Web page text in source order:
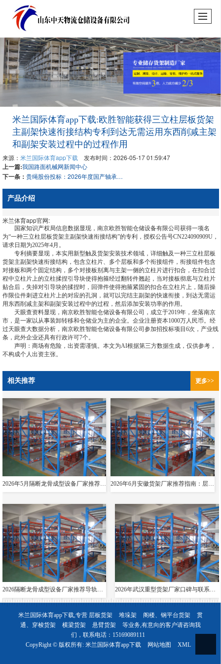
米兰国际体育app下载:欧胜智能获得三立柱层板货架
主副架快速衔接结构专利到达无需运用东西削减主架
和副架安装过程中的过程作用
来源： 米兰国际体育app下载 发布时间：2026-05-17 01:59:47
上一篇:我国路面机械网新闻中心
下一条： 贵绳股份投标：2026年度国产轴承会集收购 资金自筹
产品介绍
米兰体育app官网:
国家知识产权局信息数据显现，南京欧胜智能仓储设备有限公司获得一项名
为“一种三立柱层板货架主副架快速衔接结构”的专利，授权公告号CN224090909U，
请求日期为2025年4月。
专利摘要显现，本实用新型触及货架安装技术领域，详细触及一种三立柱层板
货架主副架快速衔接结构，包含立柱片、多个层板和多个衔接组件，衔接组件包含
对接板和两个固定结构，多个对接板别离与主架一侧的立柱片进行扣合，在扣合过
程中立柱片上的立柱揉捏引导块使得抱箍经过翻转件翘起，当对接板彻底与立柱片
贴合后，失掉对引导块的揉捏时，回弹件使得抱箍紧固的扣合在立柱片上，随后操
作限位件刺进立柱片上的对应的孔洞，就可以完结主副架的快速衔接，到达无需运
用东西削减主架和副架安装过程中的过程，然后添加安装功率的作用。
天眼查资料显现，南京欧胜智能仓储设备有限公司，成立于2019年，坐落南京
市，是一家以从事装卸转移和仓储业为主的企业。企业注册资本1000万人民币。经
过天眼查大数据分析，南京欧胜智能仓储设备有限公司参加招投标项目6次，产业线
条，此外企业还具有行政许可7个。
声明：商场有危险，出资需谨慎。本文为AI根据第三方数据生成，仅供参考，
不构成个人出资主张。
相关推荐 更多>>
2026年5月隔断龙骨成型设备厂家推荐指南：导轨成型设备消防箱光伏支架货架夸梁公司优选！ 2026年6月安徽货架厂家推荐指南：层板货架悬臂贯通双伸位公司优选！
2026隔断龙骨成型设备厂家推荐导轨成型设备货架夸梁层板生产线电缆桥架厂家优选指南！ 2026年武汉重型货架厂家口碑与联系方式全解析
米兰国际体育app下载,专营 层板货架 堆垛架 阁楼、钢平台货架
贯
通、穿梭货架
横梁货架 悬臂货架
等业务,有意向的客户请咨询我
们，联系电话： 15169089111
CopyRight © 版权所有: 米兰国际体育app下载 网站地图 XML